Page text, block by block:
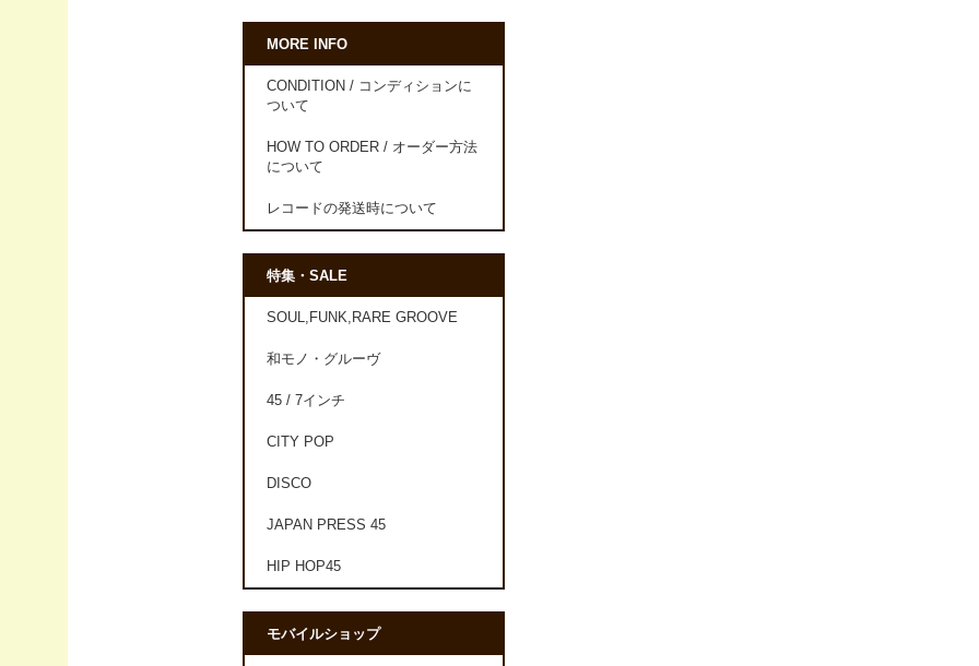
MORE INFO
CONDITION / コンディションに
ついて
HOW TO ORDER / オーダー方法
について
レコードの発送時について
特集・SALE
SOUL,FUNK,RARE GROOVE
和モノ・グルーヴ
45 / 7インチ
CITY POP
DISCO
JAPAN PRESS 45
HIP HOP45
モバイルショップ